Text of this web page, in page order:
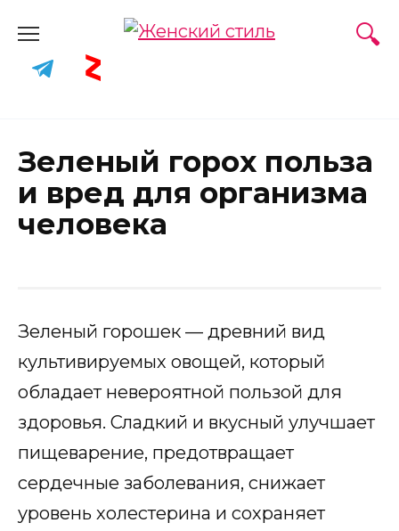
content
Зеленый горох польза
и вред для организма
человека
Зеленый горошек — древний вид
культивируемых овощей, который
обладает невероятной пользой для
здоровья. Сладкий и вкусный улучшает
пищеварение, предотвращает
сердечные заболевания, снижает
уровень холестерина и сохраняет